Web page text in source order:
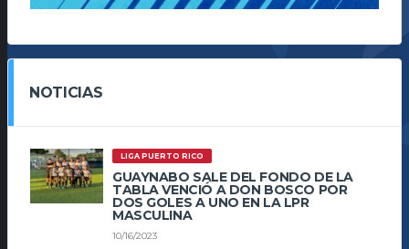
NOTICIAS
LIGA PUERTO RICO
GUAYNABO SALE DEL FONDO DE LA
TABLA VENCIÓ A DON BOSCO POR
DOS GOLES A UNO EN LA LPR
MASCULINA
10/16/2023